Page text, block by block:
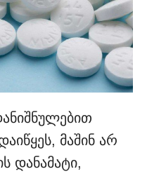
მაშინ არ
დანამატი,